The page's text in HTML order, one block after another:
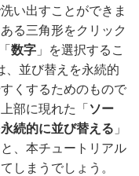
い出すことができま
る三角形をクリック
数字 」を選択するこ
、並び替えを永続的
くするためのもので
部に現れた「ソー
続的に並び替える 」
、本チュートリアル
しまうでしょう。